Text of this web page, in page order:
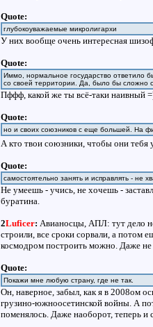
Quote:
глубокоуважаемые микролигархи
У них вообще очень интересная
Quote:
Иммо, нормальное государство ответило
со своей территории. Да, было бы сложно
Пффф, какой же ты всё-таки наивный
Quote:
но и своих союзников с еще большей. На
А кто твои союзники, чтобы они тебя
Quote:
самостоятельно занять и исправлять - не
Не умеешь - учись, не хочешь -
буратина.
2Luficer: Авианосцы, АПЛ: тут дело
строили, все сроки сорвали, а потом
космодром построить можно. Даже не
Quote:
Покажи мне любую страну, где не так.
Он, наверное, забыл, как я в 2008ом
грузино-южноосетинской войны. А
поменялось. Даже наоборот, теперь и